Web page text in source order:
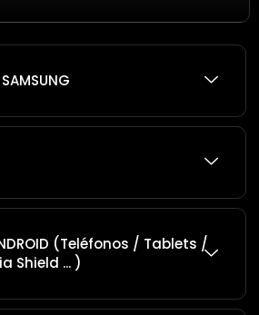
(Teléfonos / Tablets /
Shield ... )